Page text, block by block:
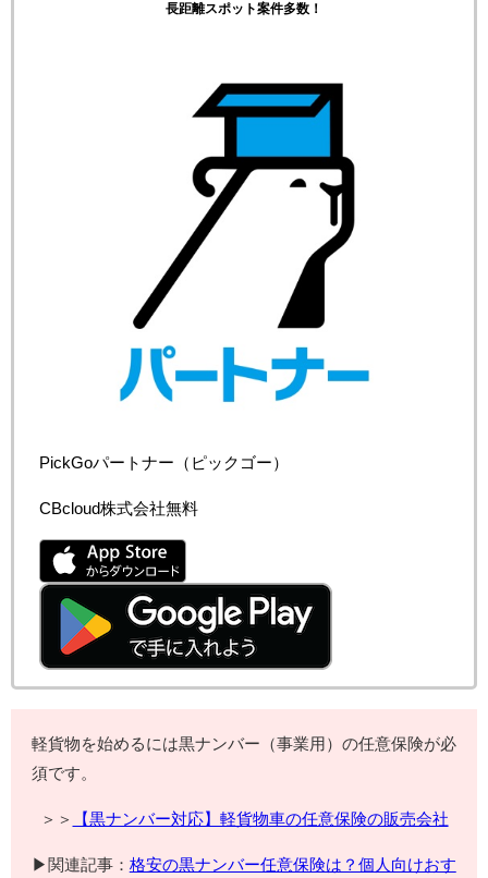
長距離スポット案件多数！
PickGoパートナー（ピックゴー）
CBcloud株式会社無料
軽貨物を始めるには黒ナンバー（事業用）の任意保険が必
須です。
＞＞ 【黒ナンバー対応】軽貨物車の任意保険の販売会社
▶関連記事： 格安の黒ナンバー任意保険は？個人向けおす